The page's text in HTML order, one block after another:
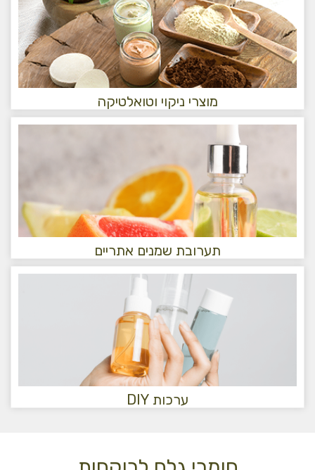
מוצרי ניקוי וטואלטיקה
תערובת שמנים אתריים
ערכות DIY